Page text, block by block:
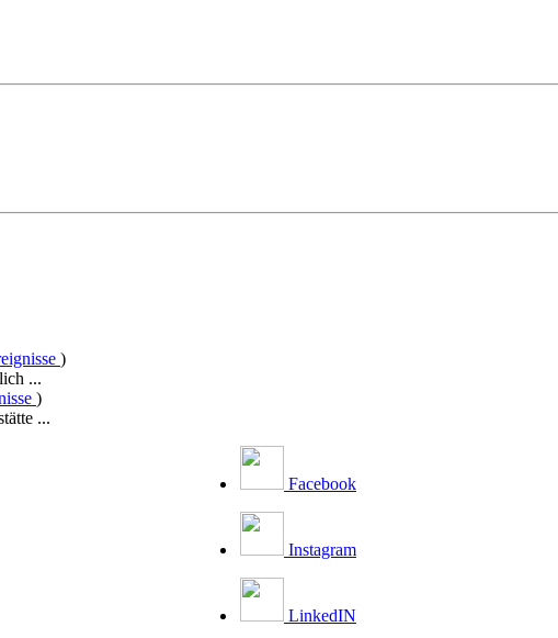
)
...
)
...
Facebook
Instagram
LinkedIN